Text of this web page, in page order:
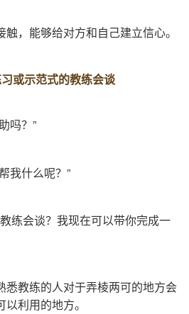
，能够给对方和自己建立信心。
或示范式的教练会谈
吗？”
我什么呢？”
练会谈？我现在可以带你完成一
悉教练的人对于弄棱两可的地方会
利用的地方。